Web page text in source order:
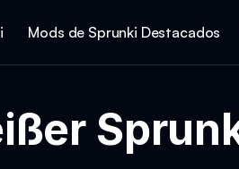
Mods de Sprunki Destacados